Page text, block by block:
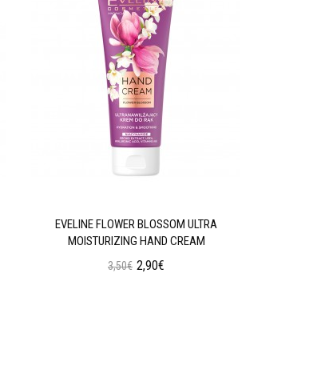
EVELINE FLOWER BLOSSOM ULTRA
MOISTURIZING HAND CREAM
3,50€ 2,90€